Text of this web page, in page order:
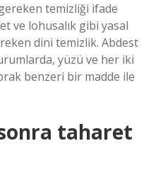
temizliği ifade
ve lohusalık gibi yasal
dini temizlik. Abdest
yüzü ve her iki
benzeri bir madde ile
taharet